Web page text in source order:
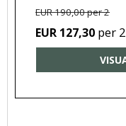
EUR 190,00 per 2
EUR 127,30 per 2